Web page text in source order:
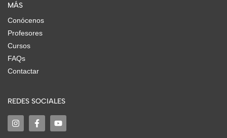
MÁS
Conócenos
Profesores
Cursos
FAQs
Contactar
REDES SOCIALES